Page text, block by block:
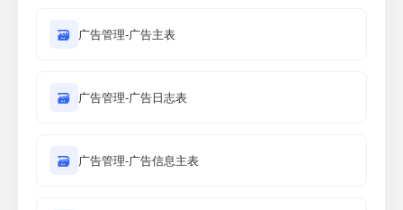
🗃 广告管理-广告主表
🗃 广告管理-广告日志表
🗃 广告管理-广告信息主表